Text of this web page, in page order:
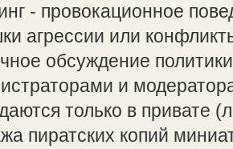
- провокационное
агрессии или
обсуждение
и
только в привате
пиратских копий